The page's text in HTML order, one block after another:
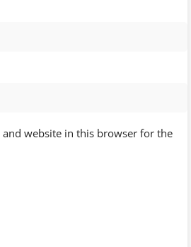
and website in this browser for the